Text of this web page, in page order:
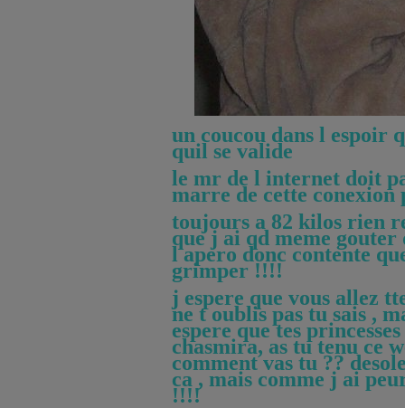
un coucou dans l espoir
quil se valide
le mr de l internet doit
marre de cette
toujours a 82 kilos rien
que j ai qd meme gouter
l apero donc contente
grimper !!!!
j espere que vous allez
ne t oublis pas tu sais ,
espere que tes
chasmira, as tu tenu ce
comment vas tu ??
ca , mais comme j ai
!!!!